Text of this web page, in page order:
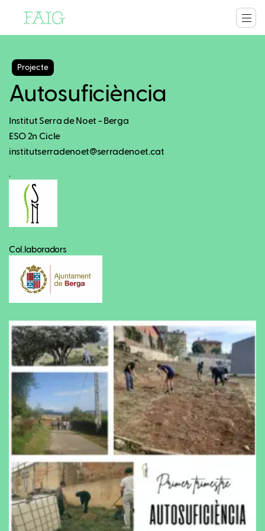
Projecte
Autosuficiència
Institut Serra de Noet - Berga
ESO 2n Cicle
institutserradenoet@serradenoet.cat
.
Col.laboradors